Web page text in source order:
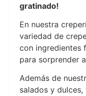
gratinado!
En nuestra
variedad de
con ingredientes
para sorprender
Además de
salados y